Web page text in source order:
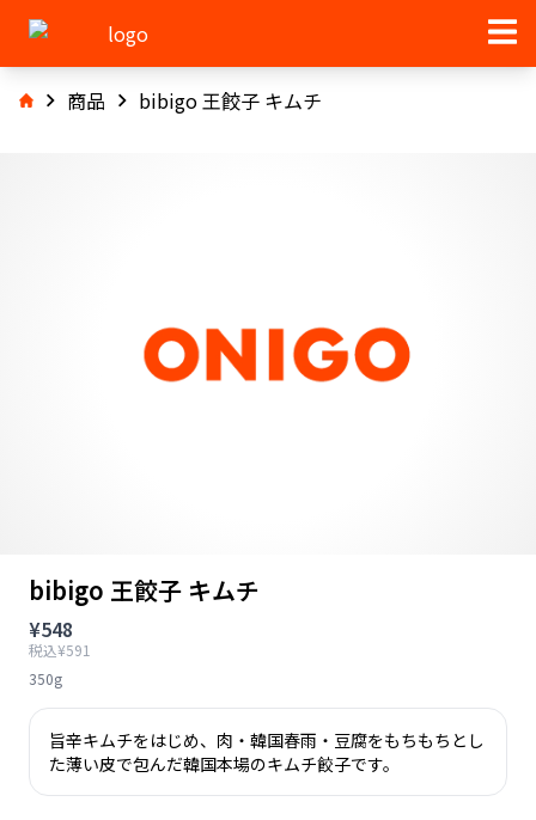
商品 bibigo 王餃子 キムチ
bibigo 王餃子 キムチ
¥548
税込¥591
350g
旨辛キムチをはじめ、肉・韓国春雨・豆腐をもちもちとし
た薄い皮で包んだ韓国本場のキムチ餃子です。